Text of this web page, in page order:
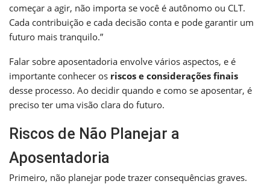
começar a agir, não importa se você é autônomo ou CLT.
Cada contribuição e cada decisão conta e pode garantir um
futuro mais tranquilo.”
Falar sobre aposentadoria envolve vários aspectos, e é
importante conhecer os riscos e considerações finais
desse processo. Ao decidir quando e como se aposentar, é
preciso ter uma visão clara do futuro.
Riscos de Não Planejar a
Aposentadoria
Primeiro, não planejar pode trazer consequências graves.